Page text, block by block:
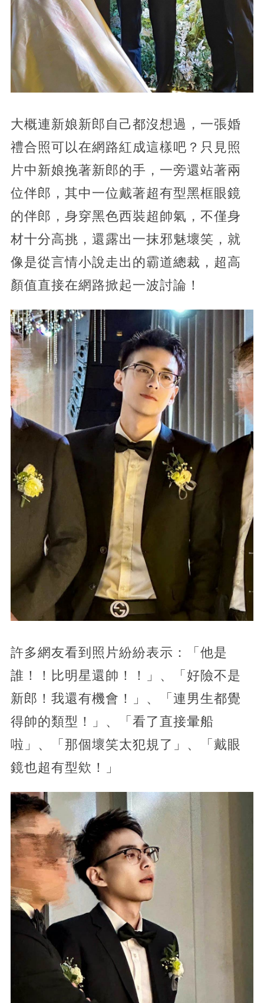
大概連新娘新郎自己都沒想過，一張婚
禮合照可以在網路紅成這樣吧？只見照
片中新娘挽著新郎的手，一旁還站著兩
位伴郎，其中一位戴著超有型黑框眼鏡
的伴郎，身穿黑色西裝超帥氣，不僅身
材十分高挑，還露出一抹邪魅壞笑，就
像是從言情小說走出的霸道總裁，超高
顏值直接在網路掀起一波討論！
許多網友看到照片紛紛表示：「他是
誰！！比明星還帥！！」、「好險不是
新郎！我還有機會！」、「連男生都覺
得帥的類型！」、「看了直接暈船
啦」、「那個壞笑太犯規了」、「戴眼
鏡也超有型欸！」